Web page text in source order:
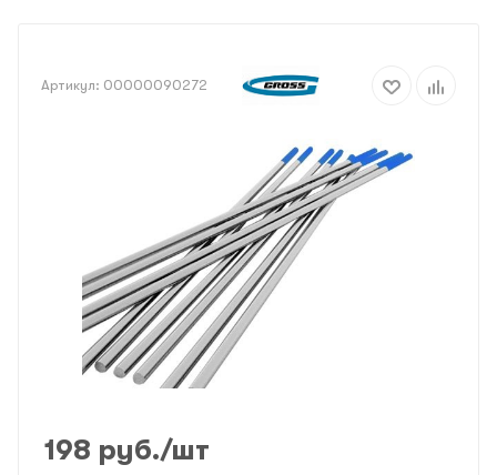
Артикул: 00000090272
198 руб./шт